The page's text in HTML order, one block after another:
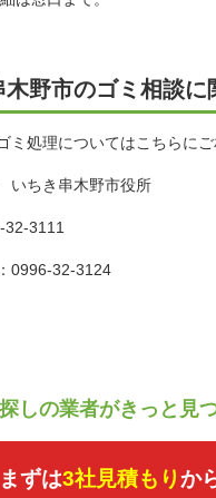
木野市のゴミ相談に
ミ処理についてはこちらにご
いちき串木野市役所
32-3111
0996-32-3124
しの業者がきっと見
まずは3社見積もりか